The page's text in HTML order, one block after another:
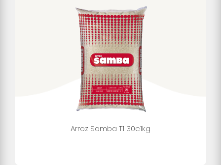
Arroz Samba T1 30c1kg